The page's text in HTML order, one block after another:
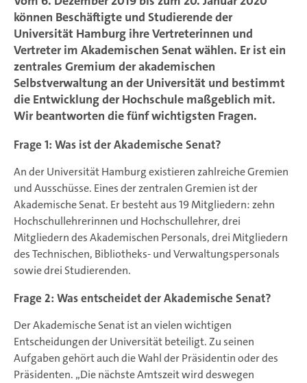
können Beschäftigte und Studierende der
Universität Hamburg ihre Vertreterinnen und
Vertreter im Akademischen Senat wählen. Er ist ein
zentrales Gremium der akademischen
Selbstverwaltung an der Universität und bestimmt
die Entwicklung der Hochschule maßgeblich mit.
Wir beantworten die fünf wichtigsten Fragen.
Frage 1: Was ist der Akademische Senat?
An der Universität Hamburg existieren zahlreiche Gremien
und Ausschüsse. Eines der zentralen Gremien ist der
Akademische Senat. Er besteht aus 19 Mitgliedern: zehn
Hochschullehrerinnen und Hochschullehrer, drei
Mitgliedern des Akademischen Personals, drei Mitgliedern
des Technischen, Bibliotheks- und Verwaltungspersonals
sowie drei Studierenden.
Frage 2: Was entscheidet der Akademische Senat?
Der Akademische Senat ist an vielen wichtigen
Entscheidungen der Universität beteiligt. Zu seinen
Aufgaben gehört auch die Wahl der Präsidentin oder des
Präsidenten. „Die nächste Amtszeit wird deswegen